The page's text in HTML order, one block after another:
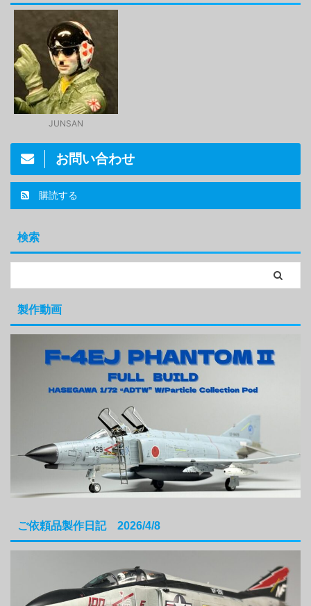
JUNSAN
お問い合わせ
購読する
検索
製作動画
ご依頼品製作日記 2026/4/8